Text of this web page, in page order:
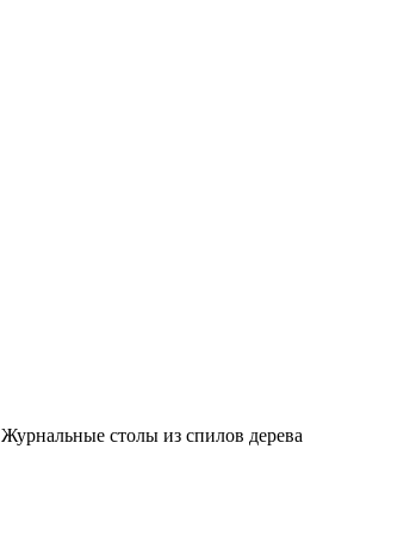
Журнальные столы из спилов дерева